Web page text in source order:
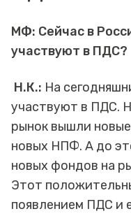
МФ: Сейчас в
участвуют в ПДС?
Н.К.: На
участвуют в ПДС.
рынок вышли новые
новых НПФ. А до
новых фондов на
Этот
появлением ПДС и